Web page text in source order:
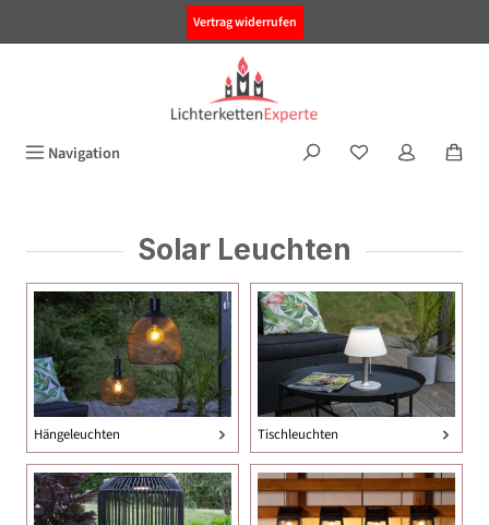
Vertrag widerrufen
Navigation
Solar Leuchten
Hängeleuchten Tischleuchten